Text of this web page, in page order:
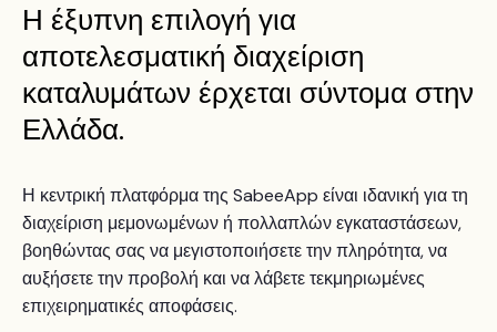
Η έξυπνη επιλογή για
αποτελεσματική διαχείριση
καταλυμάτων έρχεται σύντομα στην
Ελλάδα.
Η κεντρική πλατφόρμα της SabeeApp είναι ιδανική για τη
διαχείριση μεμονωμένων ή πολλαπλών εγκαταστάσεων,
βοηθώντας σας να μεγιστοποιήσετε την πληρότητα, να
αυξήσετε την προβολή και να λάβετε τεκμηριωμένες
επιχειρηματικές αποφάσεις.